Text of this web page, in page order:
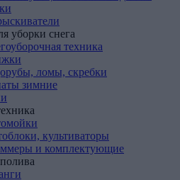
уборки снега
техника
ломы, скребки
зимние
культиваторы
и комплектующие
полива